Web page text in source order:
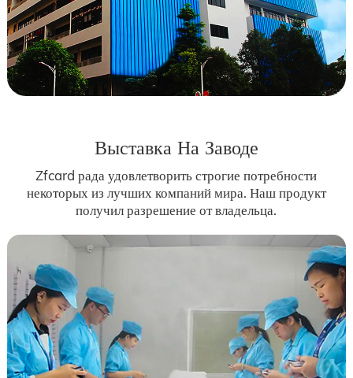
Выставка На Заводе
Zfcard рада удовлетворить строгие потребности
некоторых из лучших компаний мира. Наш продукт
получил разрешение от владельца.